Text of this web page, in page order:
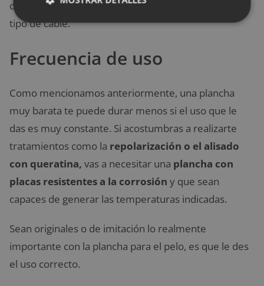
compres una plancha para el pelo que incluya este
tipo de cable.
Frecuencia de uso
Como mencionamos anteriormente, una plancha
muy barata te puede durar menos si el uso que le
das es muy constante. Si acostumbras a realizarte
tratamientos como la repolarización o el alisado
con queratina, vas a necesitar una plancha con
placas resistentes a la corrosión y que sean
capaces de generar las temperaturas indicadas.
Sean originales o de imitación lo realmente
importante con la plancha para el pelo, es que le des
el uso correcto.